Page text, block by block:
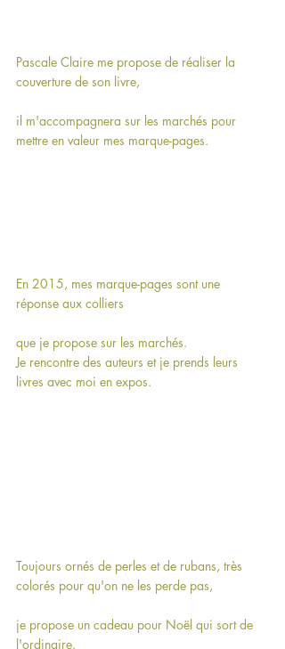
Pascale Claire me propose de réaliser la
couverture de son livre,
il m'accompagnera sur les marchés pour
mettre en valeur mes marque-pages.
En 2015, mes marque-pages sont une
réponse aux colliers
que je propose sur les marchés.
Je rencontre des auteurs et je prends leurs
livres avec moi en expos.
Toujours ornés de perles et de rubans, très
colorés pour qu'on ne les perde pas,
je propose un cadeau pour Noël qui sort de
l'ordinaire.